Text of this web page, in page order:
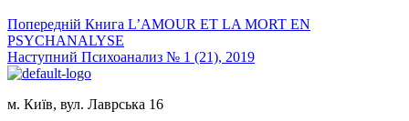
Попередній Книга L’AMOUR ET LA MORT EN
PSYCHANALYSE
Наступний Психоанализ № 1 (21), 2019
м. Київ, вул. Лаврська 16